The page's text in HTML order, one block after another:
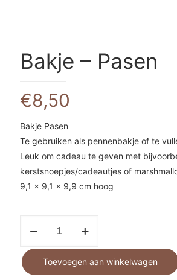
Bakje – Pasen
€8,50
Bakje Pasen
Te gebruiken als pennenbakje of te
Leuk om cadeau te geven met
kerstsnoepjes/cadeautjes of
9,1 x 9,1 x 9,9 cm hoog
Pasen
aantal
Toevoegen aan winkelwagen